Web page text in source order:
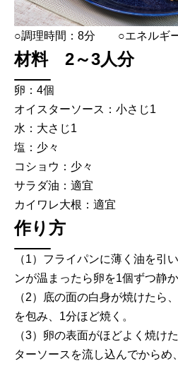
○調理時間：8分 ○エネルギー
材料 2～3人分
卵：4個
オイスターソース：小さじ1
水：大さじ1
塩：少々
コショウ：少々
サラダ油：適宜
カイワレ大根：適宜
作り方
（1）フライパンに薄く油を引
ンが温まったら卵を1個ずつ静
（2）底の面の白身が焼けたら
を包み、1分ほど焼く。
（3）卵の表面がほどよく焼け
ターソースを流し込んでからめ